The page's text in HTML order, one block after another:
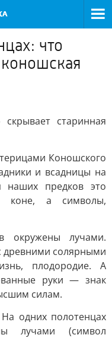
что
старинная
Коношского
и всадницы на
наших предков это
а символы,
окружены лучами.
древними солярными
плодородие. А
руки — знак
силам.
одних полотенцах
лучами (символ